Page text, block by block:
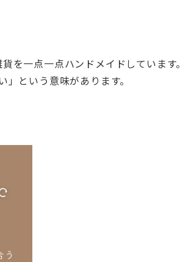
を一点一点ハンドメイドしています。
という意味があります。